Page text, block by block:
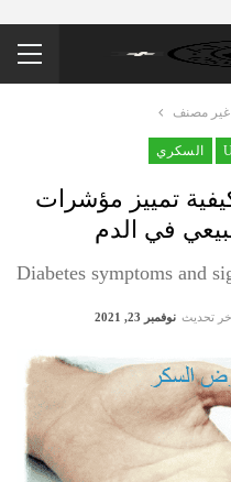
غير مصنف
السكري
تمييز مؤشرات
في الدم
Diabetes symptoms and
تحديث نوفمبر 23, 2021